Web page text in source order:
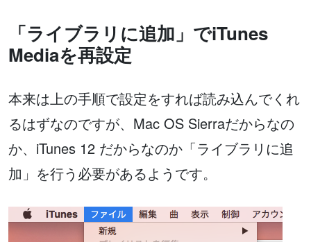
「ライブラリに追加」でiTunes
Mediaを再設定
本来は上の手順で設定をすれば読み込んでくれ
るはずなのですが、Mac OS Sierraだからなの
か、iTunes 12 だからなのか「ライブラリに追
加」を行う必要があるようです。